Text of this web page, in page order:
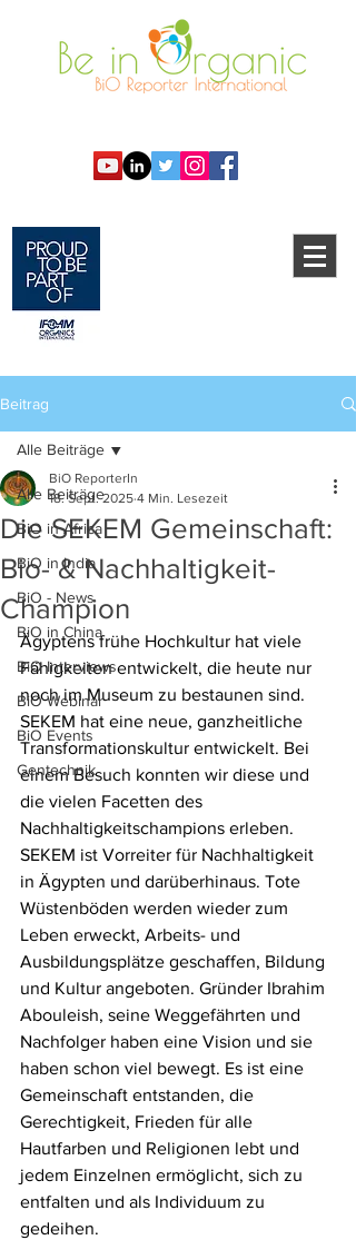
Beitrag
Alle Beiträge
BiO in Africa
BiO in India
BiO - News
BiO in China
BiO Interviews
BiO Webinar
BiO Events
Gentechnik
Alle Beiträge
Die SEKEM Gemeinschaft:
Bio- & Nachhaltigkeit-
Champion
BiO ReporterIn
18. Sept. 2025 4 Min. Lesezeit
Ägyptens frühe Hochkultur hat viele
Fähigkeiten entwickelt, die heute nur
noch im Museum zu bestaunen sind.
SEKEM hat eine neue, ganzheitliche
Transformationskultur entwickelt. Bei
einem Besuch konnten wir diese und
die vielen Facetten des
Nachhaltigkeitschampions erleben.
SEKEM ist Vorreiter für Nachhaltigkeit
in Ägypten und darüberhinaus. Tote
Wüstenböden werden wieder zum
Leben erweckt, Arbeits- und
Ausbildungsplätze geschaffen, Bildung
und Kultur angeboten. Gründer Ibrahim
Abouleish, seine Weggefährten und
Nachfolger haben eine Vision und sie
haben schon viel bewegt. Es ist eine
Gemeinschaft entstanden, die
Gerechtigkeit, Frieden für alle
Hautfarben und Religionen lebt und
jedem Einzelnen ermöglicht, sich zu
entfalten und als Individuum zu
gedeihen.